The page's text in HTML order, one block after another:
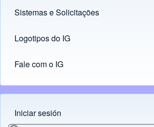
Sistemas e Solicitações
(opens in new tab)
Logotipos do IG
(opens in new tab)
Fale com o IG
Menu do usuário
Iniciar sesión